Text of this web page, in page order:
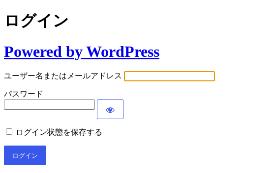
ログイン
Powered by WordPress
ユーザー名またはメールアドレス
パスワード
ログイン状態を保存する